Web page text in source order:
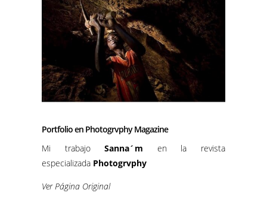
Portfolio en Photogrvphy Magazine
Mi trabajoSanna´m en la revista
especializada Photogrvphy
Ver Página Original